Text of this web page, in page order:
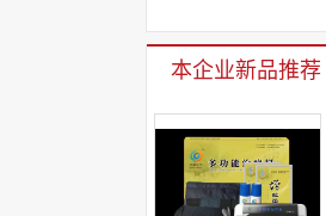
本企业新品推荐